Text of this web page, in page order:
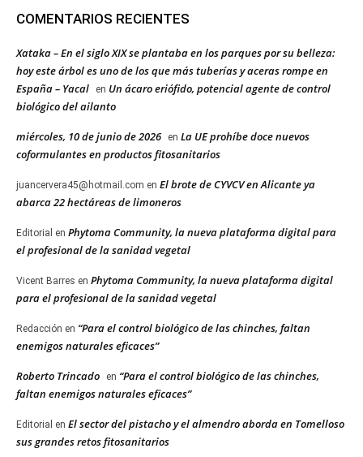
COMENTARIOS RECIENTES
Xataka – En el siglo XIX se plantaba en los parques por su belleza:
hoy este árbol es uno de los que más tuberías y aceras rompe en
España – Yacal
en Un ácaro eriófido, potencial agente de control
biológico del ailanto
miércoles, 10 de junio de 2026 en La UE prohíbe doce nuevos
coformulantes en productos fitosanitarios
juancervera45@hotmail.com en El brote de CYVCV en Alicante ya
abarca 22 hectáreas de limoneros
Editorial en Phytoma Community, la nueva plataforma digital para
el profesional de la sanidad vegetal
Vicent Barres en Phytoma Community, la nueva plataforma digital
para el profesional de la sanidad vegetal
Redacción en “Para el control biológico de las chinches, faltan
enemigos naturales eficaces”
Roberto Trincado en “Para el control biológico de las chinches,
faltan enemigos naturales eficaces”
Editorial en El sector del pistacho y el almendro aborda en Tomelloso
sus grandes retos fitosanitarios